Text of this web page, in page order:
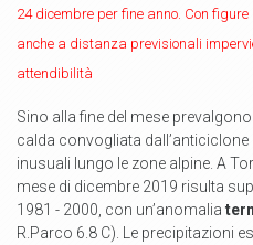
24 dicembre per fine anno. Con
anche a distanza previsionali
attendibilità
Sino alla fine del mese
calda convogliata
inusuali lungo le zone alpine. A
mese di dicembre 2019 risulta
1981 - 2000, con un’anomalia
R.Parco 6.8 C). Le precipitazioni